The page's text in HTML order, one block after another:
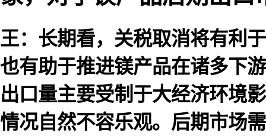
王：长期看，关税取消将有利
也有助于推进镁产品在诸多下
出口量主要受制于大经济环境
情况自然不容乐观。后期市场